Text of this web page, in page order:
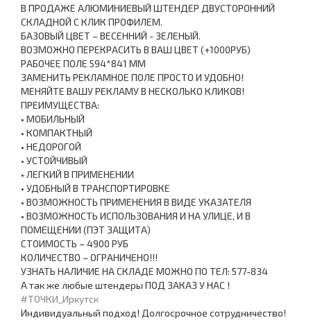
В ПРОДАЖЕ АЛЮМИНИЕВЫЙ ШТЕНДЕР ДВУСТОРОННИЙ
СКЛАДНОЙ С КЛИК ПРОФИЛЕМ.
БАЗОВЫЙ ЦВЕТ – ВЕСЕННИЙ - ЗЕЛЕНЫЙ.
ВОЗМОЖНО ПЕРЕКРАСИТЬ В ВАШ ЦВЕТ (+1000РУБ)
РАБОЧЕЕ ПОЛЕ 594*841 ММ
ЗАМЕНИТЬ РЕКЛАМНОЕ ПОЛЕ ПРОСТО И УДОБНО!
МЕНЯЙТЕ ВАШУ РЕКЛАМУ В НЕСКОЛЬКО КЛИКОВ!
ПРЕИМУЩЕСТВА:
• МОБИЛЬНЫЙ
• КОМПАКТНЫЙ
• НЕДОРОГОЙ
• УСТОЙЧИВЫЙ
• ЛЕГКИЙ В ПРИМЕНЕНИИ
• УДОБНЫЙ В ТРАНСПОРТИРОВКЕ
• ВОЗМОЖНОСТЬ ПРИМЕНЕНИЯ В ВИДЕ УКАЗАТЕЛЯ
• ВОЗМОЖНОСТЬ ИСПОЛЬЗОВАНИЯ И НА УЛИЦЕ, И В
ПОМЕЩЕНИИ (ПЭТ ЗАЩИТА)
СТОИМОСТЬ – 4900 РУБ
КОЛИЧЕСТВО – ОГРАНИЧЕНО!!!
УЗНАТЬ НАЛИЧИЕ НА СКЛАДЕ МОЖНО ПО ТЕЛ: 577-834
А так же любые штендеры ПОД ЗАКАЗ У НАС !
#ТОЧКИ_Иркутск
Индивидуальный подход! Долгосрочное сотрудничество!